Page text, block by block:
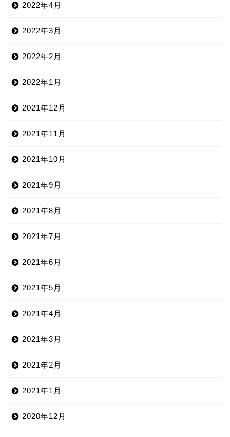
2022年4月
2022年3月
2022年2月
2022年1月
2021年12月
2021年11月
2021年10月
2021年9月
2021年8月
2021年7月
2021年6月
2021年5月
2021年4月
2021年3月
2021年2月
2021年1月
2020年12月